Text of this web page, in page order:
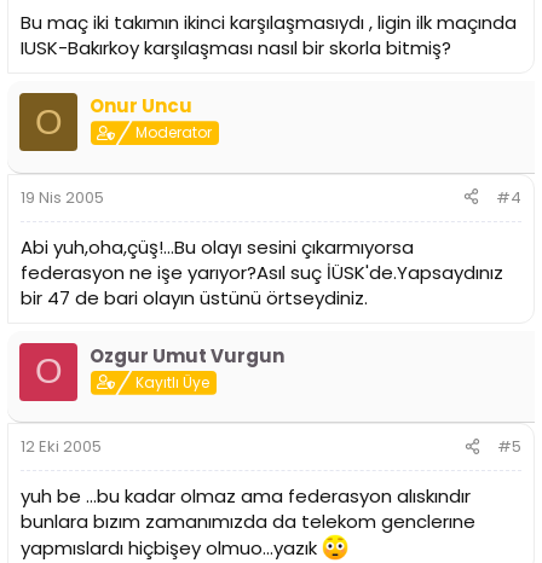
Bu maç iki takımın ikinci karşılaşmasıydı , ligin ilk maçında
IUSK-Bakırkoy karşılaşması nasıl bir skorla bitmiş?
O Onur Uncu
Moderator
19 Nis 2005 #4
Abi yuh,oha,çüş!...Bu olayı sesini çıkarmıyorsa
federasyon ne işe yarıyor?Asıl suç İÜSK'de.Yapsaydınız
bir 47 de bari olayın üstünü örtseydiniz.
O Ozgur Umut Vurgun
Kayıtlı Üye
12 Eki 2005 #5
yuh be ...bu kadar olmaz ama federasyon alıskındır
bunlara bızım zamanımızda da telekom genclerıne
yapmıslardı hiçbişey olmuo...yazık